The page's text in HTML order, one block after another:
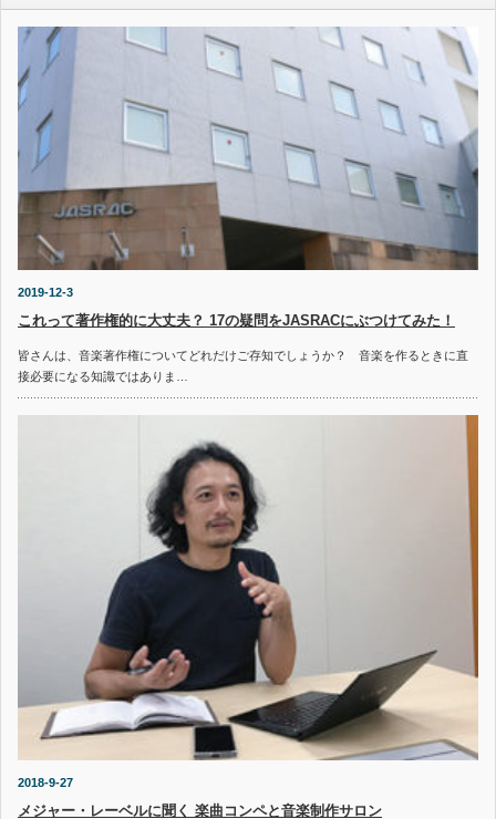
2019-12-3
これって著作権的に大丈夫？ 17の疑問をJASRACにぶつけてみた！
皆さんは、音楽著作権についてどれだけご存知でしょうか？ 音楽を作るときに直
接必要になる知識ではありま…
2018-9-27
メジャー・レーベルに聞く 楽曲コンペと音楽制作サロン